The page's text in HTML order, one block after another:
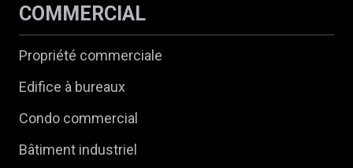
COMMERCIAL
Propriété commerciale
Edifice à bureaux
Condo commercial
Bâtiment industriel